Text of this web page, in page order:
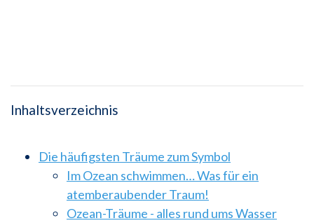
Inhaltsverzeichnis
Die häufigsten Träume zum Symbol
Im Ozean schwimmen… Was für ein
atemberaubender Traum!
Ozean-Träume - alles rund ums Wasser